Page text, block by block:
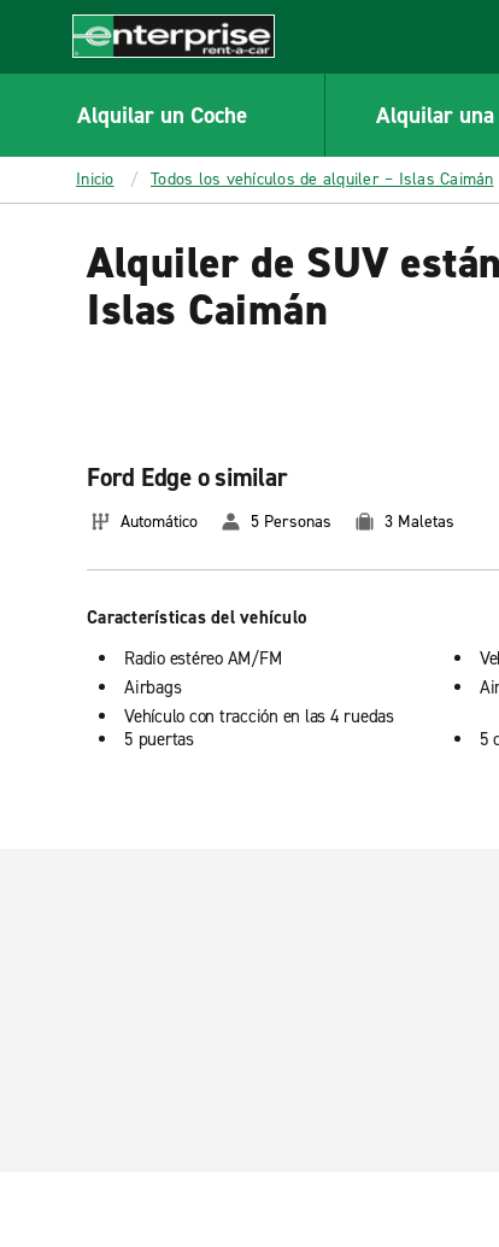
CONTENT
Enterprise
Alquilar un Coche Alquilar
Inicio Todos los vehículos de alquiler – Islas Caimán
Alquiler de SUV
Islas Caimán
Ford Edge o similar
Automático 5 Personas 3 Maletas
Características del vehículo
Radio estéreo AM/FM
Airbags
Vehículo con tracción en las 4 ruedas
5 puertas 5